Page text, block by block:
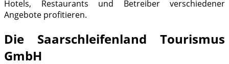
Hotels, Restaurants und Betreiber verschiedener
Angebote profitieren.
Die Saarschleifenland Tourismus
GmbH